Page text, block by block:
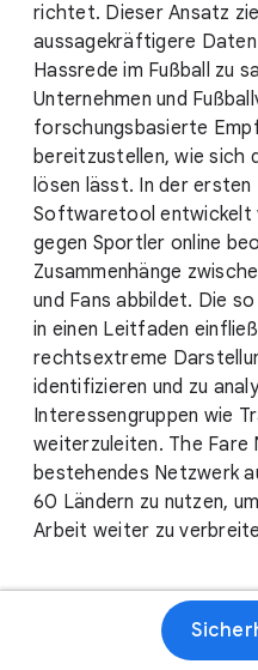
richtet. Dieser Ansatz
aussagekräftigere Daten
Hassrede im Fußball zu
Unternehmen und
forschungsbasierte
bereitzustellen, wie sich
lösen lässt. In der ersten
Softwaretool entwickelt
gegen Sportler online
Zusammenhänge
und Fans abbildet. Die
in einen Leitfaden
rechtsextreme
identifizieren und zu
Interessengruppen wie
weiterzuleiten. The Fare
bestehendes Netzwerk
60 Ländern zu nutzen,
Arbeit weiter zu